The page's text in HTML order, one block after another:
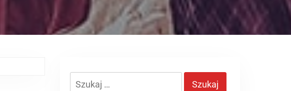
Szukaj: